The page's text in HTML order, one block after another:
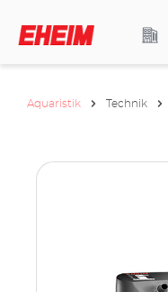
Aquaristik Technik